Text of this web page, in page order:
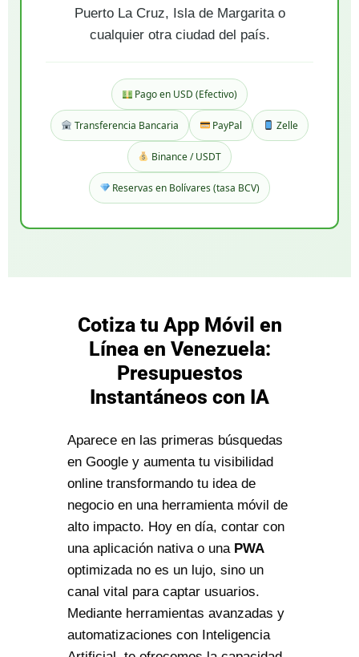
Puerto La Cruz, Isla de Margarita o
cualquier otra ciudad del país.
Pago en USD (Efectivo)
Transferencia Bancaria PayPal Zelle
Binance / USDT
Reservas en Bolívares (tasa BCV)
Cotiza tu App Móvil en
Línea en Venezuela:
Presupuestos
Instantáneos con IA
Aparece en las primeras búsquedas
en Google y aumenta tu visibilidad
online transformando tu idea de
negocio en una herramienta móvil de
alto impacto. Hoy en día, contar con
una aplicación nativa o una PWA
optimizada no es un lujo, sino un
canal vital para captar usuarios.
Mediante herramientas avanzadas y
automatizaciones con Inteligencia